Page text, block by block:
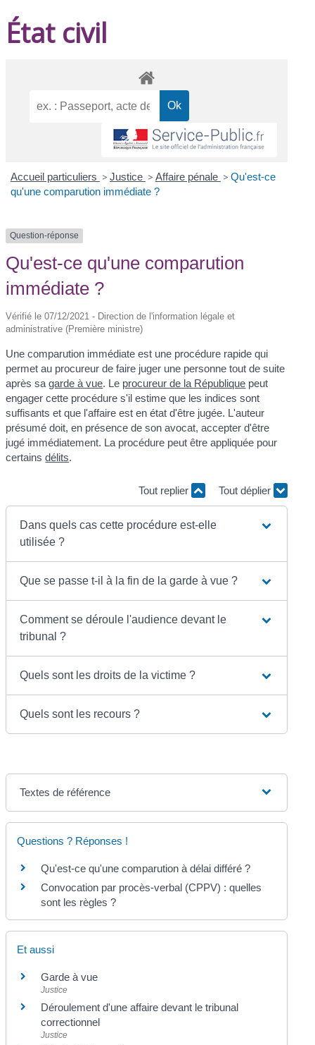
État civil
Accueil particuliers > Justice > Affaire pénale > Qu'est-ce
qu'une comparution immédiate ?
Question-réponse
Qu'est-ce qu'une comparution
immédiate ?
Vérifié le 07/12/2021 - Direction de l'information légale et
administrative (Première ministre)
Une comparution immédiate est une procédure rapide qui
permet au procureur de faire juger une personne tout de suite
après sagarde à vue. Le procureur de la République peut
engager cette procédure s'il estime que les indices sont
suffisants et que l'affaire est en état d'être jugée. L'auteur
présumé doit, en présence de son avocat, accepter d'être
jugé immédiatement. La procédure peut être appliquée pour
certainsdélits.
Tout replier Tout déplier
Dans quels cas cette procédure est-elle
utilisée ?
Que se passe t-il à la fin de la garde à vue ?
Comment se déroule l'audience devant le
tribunal ?
Quels sont les droits de la victime ?
Quels sont les recours ?
Textes de référence
Questions ? Réponses !
Qu'est-ce qu'une comparution à délai différé ?
Convocation par procès-verbal (CPPV) : quelles
sont les règles ?
Et aussi
Garde à vue
Justice
Déroulement d'une affaire devant le tribunal
correctionnel
Justice